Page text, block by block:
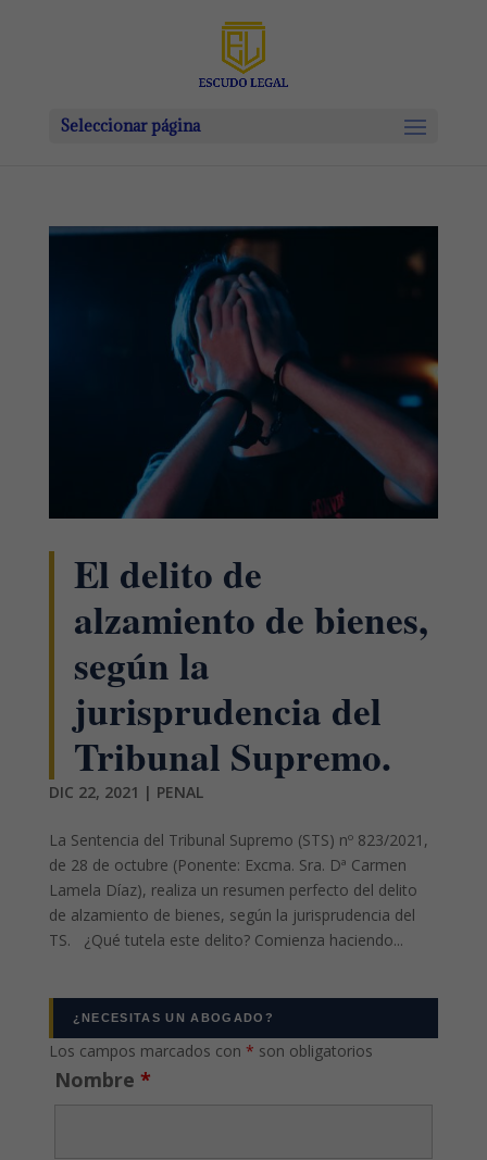
Seleccionar página
El delito de
alzamiento de bienes,
según la
jurisprudencia del
Tribunal Supremo.
DIC 22, 2021 | PENAL
La Sentencia del Tribunal Supremo (STS) nº 823/2021,
de 28 de octubre (Ponente: Excma. Sra. Dª Carmen
Lamela Díaz), realiza un resumen perfecto del delito
de alzamiento de bienes, según la jurisprudencia del
TS. ¿Qué tutela este delito? Comienza haciendo...
¿NECESITAS UN ABOGADO?
Los campos marcados con * son obligatorios
Nombre *